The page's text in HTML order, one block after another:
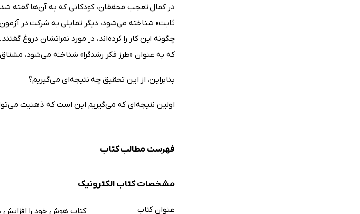
در کمال تعجب محققان، کودکانی که به آن‌ها گفته
ثابت» شناخته می‌شود، دیگر تمایلی به شرکت در
چگونه این کار را کرده‌اند، در مورد نمراتشان دروغ
که به عنوان «طرز فکر رشدگرا» شناخته می‌شود، مشتاق
بنابراین، از این تحقیق چه نتیجه‌ای می‌گیریم؟
اولین نتیجه‌ای که می‌گیریم این است که ذهنیت
فهرست مطالب کتاب
هوش خود را امروز تقویت کنید!
هر آنچه برای باهوش‌تر شدن باید بدانید (در یک صفحه)
مشخصات کتاب الکترونیک
عنوان کتاب
کتاب هوش خود را افزایش دهید: 25 تکنیک کاربردی برای